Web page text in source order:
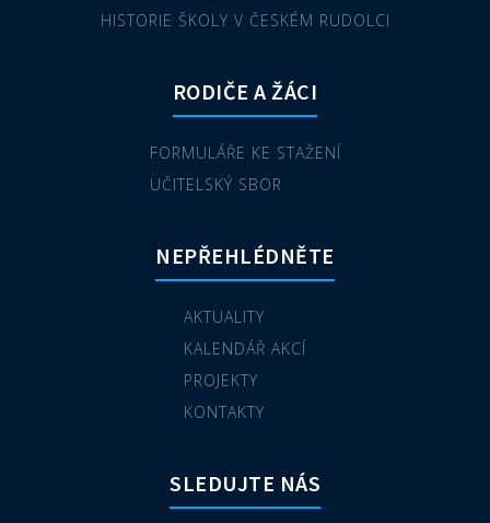
HISTORIE ŠKOLY V ČESKÉM RUDOLCI
RODIČE A ŽÁCI
FORMULÁŘE KE STAŽENÍ
UČITELSKÝ SBOR
NEPŘEHLÉDNĚTE
AKTUALITY
KALENDÁŘ AKCÍ
PROJEKTY
KONTAKTY
SLEDUJTE NÁS